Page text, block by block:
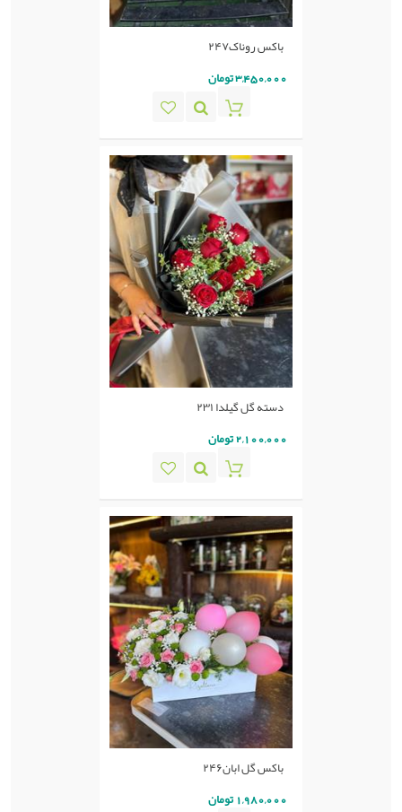
باکس روناک۲۴۷
3,450,000 تومان
دسته گل گیلدا ۲۳۱
2,100,000 تومان
باکس گل ابان۲۴۶
1,980,000 تومان